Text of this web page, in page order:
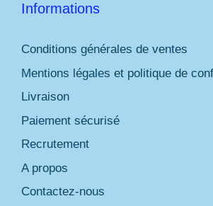
Informations
Conditions générales de ventes
Mentions légales et politique de
Livraison
Paiement sécurisé
Recrutement
A propos
Contactez-nous